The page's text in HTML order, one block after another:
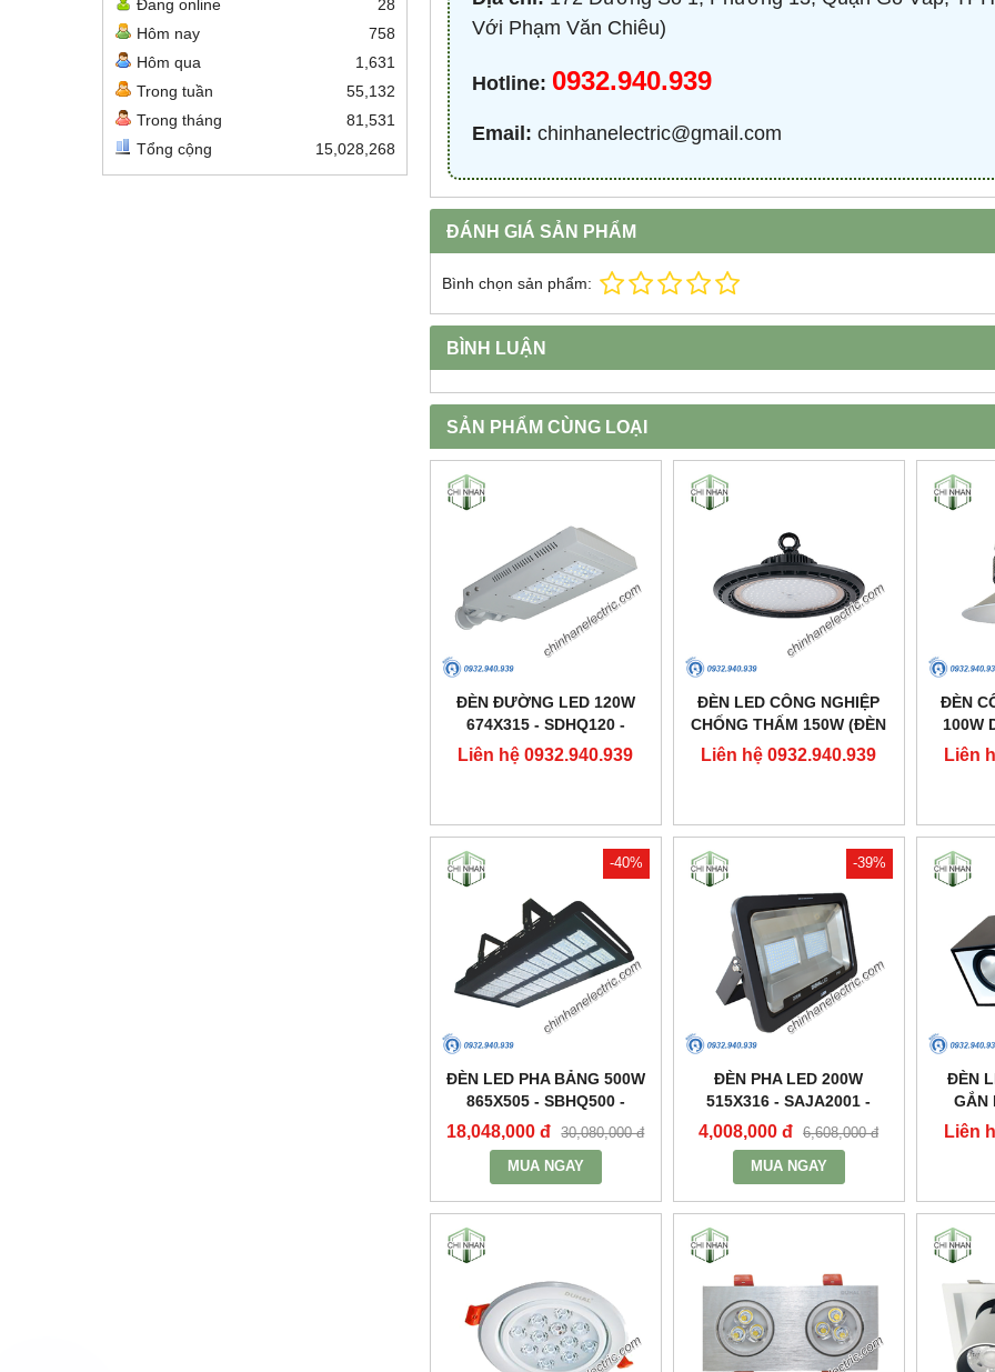
Đang online
28
Hôm nay
758
Hôm qua
1,631
Trong tuần
55,132
Trong tháng
81,531
Tổng cộng
15,028,268
Với Phạm Văn Chiêu)
Hotline: 0932.940.939
Email: chinhanelectric@gmail.com
ĐÁNH GIÁ SẢN PHẨM
Bình chọn sản phẩm:
BÌNH LUẬN
SẢN PHẨM CÙNG LOẠI
ĐÈN ĐƯỜNG LED 120W
674X315 - SDHQ120 -
DUHAL
Liên hệ 0932.940.939
ĐÈN LED CÔNG NGHIỆP
CHỐNG THẤM 150W (ĐÈN
HIGHBAY NHÀ XƯỞNG) -
DDB150 - DUHAL
Liên hệ 0932.940.939
ĐÈN
100W
Liên
-40%
ĐÈN LED PHA BẢNG 500W
865X505 - SBHQ500 -
DUHAL
18,048,000 đ 30,080,000 đ
MUA NGAY
-39%
ĐÈN PHA LED 200W
515X316 - SAJA2001 -
DUHAL
4,008,000 đ 6,608,000 đ
MUA NGAY
ĐÈN
GẮN
2X30W
Liên